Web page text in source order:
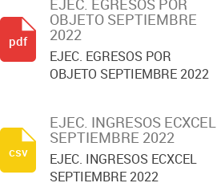
EJEC. EGRESOS POR
OBJETO SEPTIEMBRE
2022
EJEC. EGRESOS POR
OBJETO SEPTIEMBRE 2022
pdf
EJEC. INGRESOS ECXCEL
SEPTIEMBRE 2022
EJEC. INGRESOS ECXCEL
SEPTIEMBRE 2022
csv